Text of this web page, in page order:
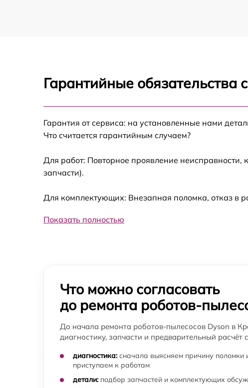
Ремонт цепи питания робота-пылесоса
Dyson
Замена материнской платы робота-
Профилактическая чистка робота-пылесоса
Dyson
Настройка робота-пылесоса Dyson
Замена комплекта щеток робота-пылесоса
пылесоса Dyson
Ремонт водяной помпы робота-пылесоса
Dyson
Проверка подлинности устройства робота-
пылесоса Dyson
Модернизация робота-пылесоса Dyson
Гарантийные обязательства
Гарантия от сервиса: на установленные нами
Что считается гарантийным случаем?
Для работ: Повторное проявление
запчасти).
Для комплектующих: Внезапная поломка, отказ в
Показать полностью
Что можно согласовать
до ремонта роботов-
До начала ремонта роботов-пылесосов Dyson в
диагностику, запчасти и предварительный расчёт
диагностика: сначала выясняем причину поломки
приступаем к работам
детали: подбор запчастей и комплектующих